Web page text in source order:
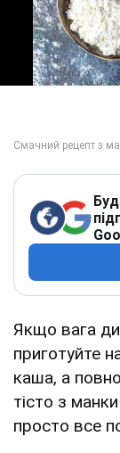
Якщо вага
приготуйте
каша, а
тісто з
просто все